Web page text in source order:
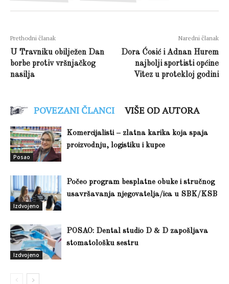
Prethodni članak
U Travniku obilježen Dan
borbe protiv vršnjačkog
nasilja
Naredni članak
Dora Ćosić i Adnan Hurem
najbolji sportisti općine
Vitez u protekloj godini
POVEZANI ČLANCI VIŠE OD AUTORA
Posao
Komercijalisti – zlatna karika koja spaja
proizvodnju, logistiku i kupce
Izdvojeno
Počeo program besplatne obuke i stručnog
usavršavanja njegovatelja/ica u SBK/KSB
Izdvojeno
POSAO: Dental studio D & D zapošljava
stomatološku sestru